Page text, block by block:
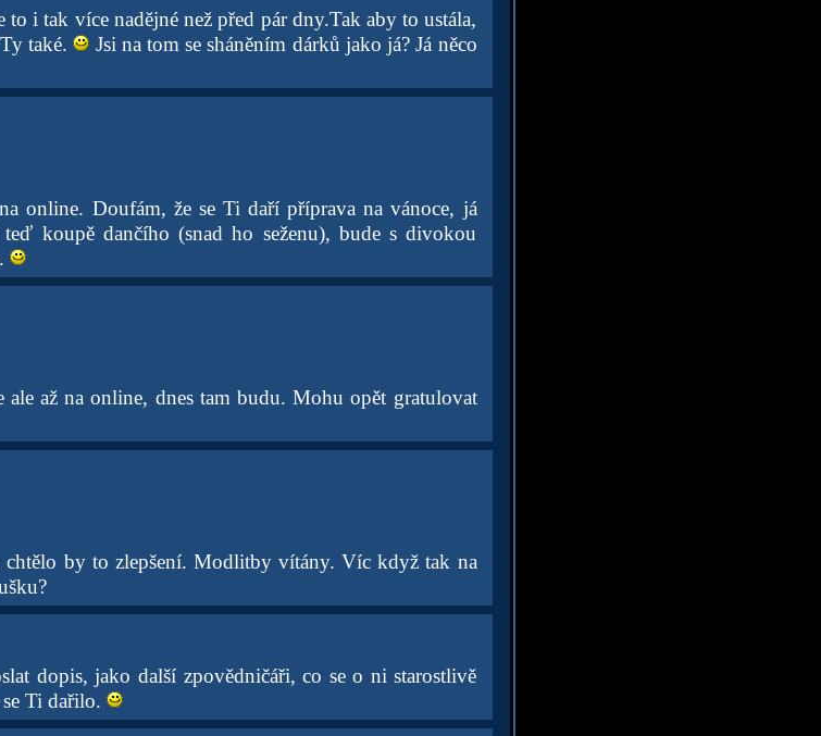
i tak více nadějné než před pár dny.Tak aby to ustála,
také.
Jsi na tom se sháněním dárků jako já? Já něco
online. Doufám, že se Ti daří příprava na vánoce, já
koupě dančího (snad ho seženu), bude s divokou
až na online, dnes tam budu. Mohu opět gratulovat
chtělo by to zlepšení. Modlitby vítány. Víc když tak na
dopis, jako další zpovědničáři, co se o ni starostlivě
Ti dařilo.